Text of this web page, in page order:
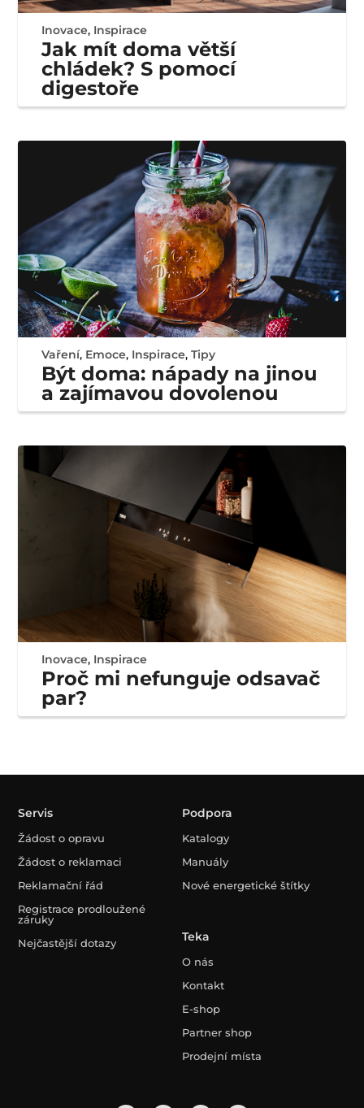
Inovace, Inspirace
Jak mít doma větší
chládek? S pomocí
digestoře
Vaření, Emoce, Inspirace,Tipy
Být doma: nápady na jinou
a zajímavou dovolenou
Inovace, Inspirace
Proč mi nefunguje odsavač
par?
Servis
Žádost o opravu
Žádost o reklamaci
Reklamační řád
Registrace prodloužené
záruky
Nejčastější dotazy
Podpora
Katalogy
Manuály
Nové energetické štítky
Teka
O nás
Kontakt
E-shop
Partner shop
Prodejní místa